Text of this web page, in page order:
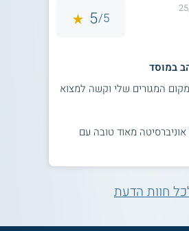
הסף במתמטיקה, באנגלית,
בעלי ממוצע ציונים
5/
5
במוסד
המגורים שלי וקשה למצוא
מאוד טובה עם
חוות הדעת